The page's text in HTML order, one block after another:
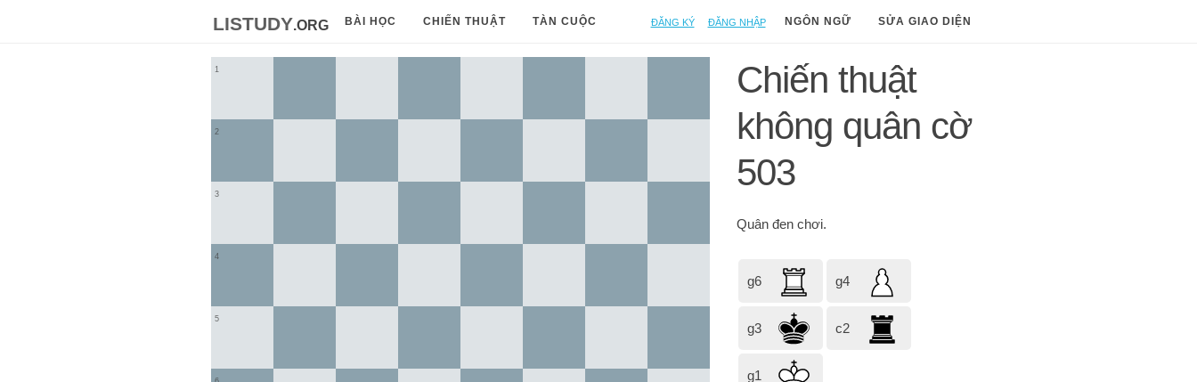
listudy.org BÀI HỌC CHIẾN THUẬT TÀN CUỘC Đăng ký Đăng nhập NGÔN NGỮ SỬA GIAO DIỆN
1
2
3
4
5
Chiến thuật
không quân cờ
503
Quân đen chơi.
g6 g4
g3 c2
g1